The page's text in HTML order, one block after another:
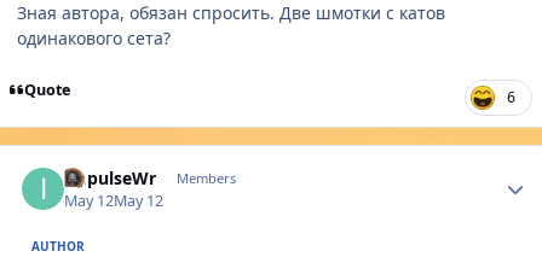
Зная автора, обязан спросить. Две шмотки с катов
одинакового сета?
Quote 6
ImpulseWr Members
May 12May 12
AUTHOR